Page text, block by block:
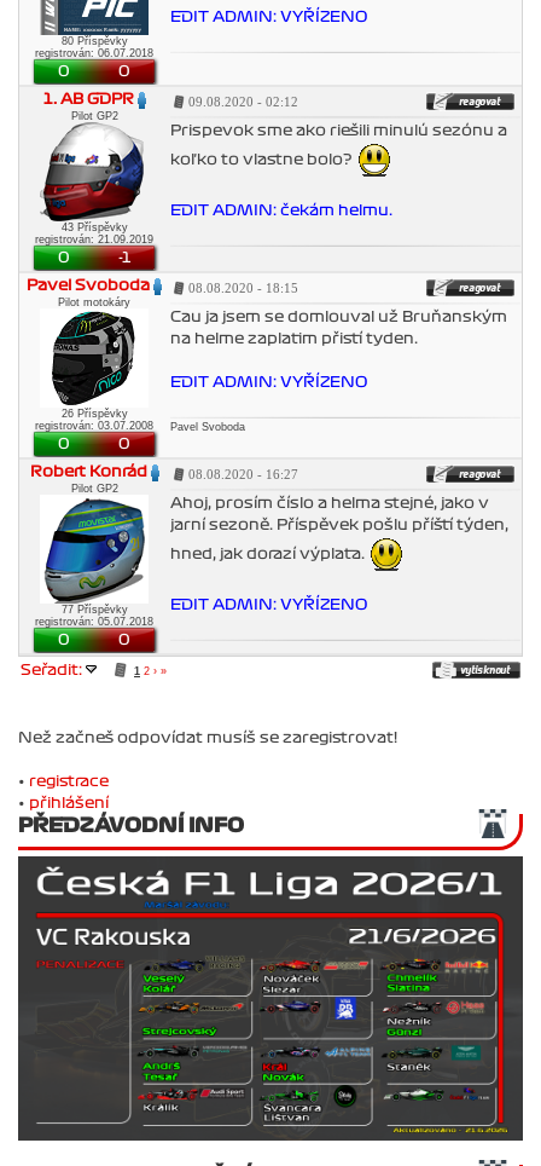
80 Příspěvky
registrován: 06.07.2018
0 0
EDIT ADMIN: VYŘÍZENO
1. AB GDPR
Pilot GP2
43 Příspěvky
registrován: 21.09.2019
0 -1
09.08.2020 - 02:12
Prispevok sme ako riešili minulú sezónu a
koľko to vlastne bolo?
EDIT ADMIN: čekám helmu.
Pavel Svoboda
Pilot motokáry
26 Příspěvky
registrován: 03.07.2008
0 0
08.08.2020 - 18:15
Cau ja jsem se domlouval už Bruňanským
na helme zaplatim přistí tyden.
EDIT ADMIN: VYŘÍZENO
Pavel Svoboda
Robert Konrád
Pilot GP2
77 Příspěvky
registrován: 05.07.2018
0 0
08.08.2020 - 16:27
Ahoj, prosím číslo a helma stejné, jako v
jarní sezoně. Příspěvek pošlu příští týden,
hned, jak dorazí výplata.
EDIT ADMIN: VYŘÍZENO
Seřadit: 1 2 › »
Než začneš odpovídat musíš se zaregistrovat!
• registrace
• přihlášení
PŘEDZÁVODNÍ INFO